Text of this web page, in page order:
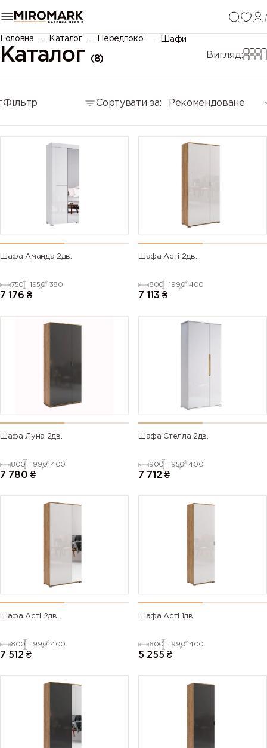
Головна Каталог Передпокої Шафи
Каталог (8) Вигляд:
Фільтр Сортувати за: Рекомендоване
Шафа Аманда 2дв.
750 1950 380
7 176 ₴
Шафа Асті 2дв.
800 1990 400
7 113 ₴
Шафа Луна 2дв.
800 1990 400
7 780 ₴
Шафа Стелла 2дв.
900 1950 400
7 712 ₴
Шафа Асті 2дв.
800 1990 400
7 512 ₴
Шафа Асті 1дв.
600 1990 400
5 255 ₴